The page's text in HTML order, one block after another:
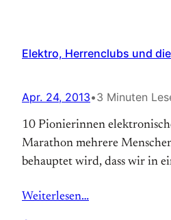
Elektro, Herrenclubs und
Apr. 24, 2013•3 Minuten
10 Pionierinnen
Marathon mehrere
behauptet wird, dass wir in
Weiterlesen…